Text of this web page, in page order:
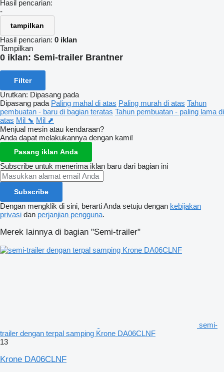
Hasil pencarian:
-
tampilkan
Hasil pencarian: 0 iklan
Tampilkan
0 iklan: Semi-trailer Brantner
Filter
Urutkan: Dipasang pada
Dipasang pada Paling mahal di atas Paling murah di atas Tahun
pembuatan - baru di bagian teratas Tahun pembuatan - paling lama di
atas Mil ⬊ Mil ⬈
Menjual mesin atau kendaraan?
Anda dapat melakukannya dengan kami!
Pasang iklan Anda
Subscribe untuk menerima iklan baru dari bagian ini
Subscribe
Dengan mengklik di sini, berarti Anda setuju dengan kebijakan
privasi dan perjanjian pengguna.
Merek lainnya di bagian "Semi-trailer"
semi-
trailer dengan terpal samping Krone DA06CLNF
13
Krone DA06CLNF